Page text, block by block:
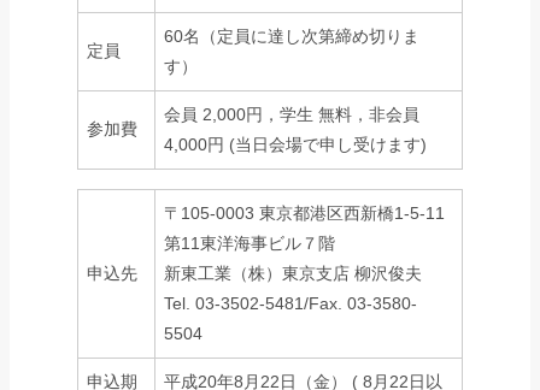
定員
60名（定員に達し次第締め切りま
す）
参加費
会員 2,000円，学生 無料，非会員
4,000円 (当日会場で申し受けます)
申込先
〒105-0003 東京都港区西新橋1-5-11
第11東洋海事ビル７階
新東工業（株）東京支店 柳沢俊夫
Tel. 03-3502-5481/Fax. 03-3580-
5504
申込期 平成20年8月22日（金） ( 8月22日以